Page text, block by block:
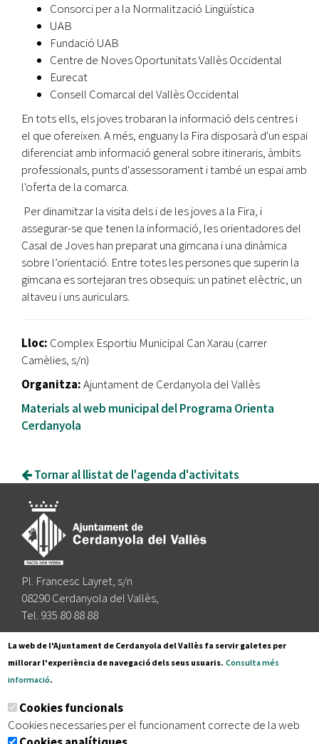
Consorci per a la Normalització Lingüística
UAB
Fundació UAB
Centre de Noves Oportunitats Vallès Occidental
Eurecat
Consell Comarcal del Vallès Occidental
En tots ells, els joves trobaran la informació dels centres i
el que ofereixen. A més, enguany la Fira disposarà d'un espai
diferenciat amb informació general sobre itineraris, àmbits
professionals, punts d'assessorament i també un espai amb
l'oferta de la comarca.
Per dinamitzar la visita dels i de les joves a la Fira, i
assegurar-se que tenen la informació, les orientadores del
Casal de Joves han preparat una gimcana i una dinàmica
sobre l’orientació. Entre totes les persones que superin la
gimcana es sortejaran tres obsequis: un patinet elèctric, un
altaveu i uns auriculars.
Lloc: Complex Esportiu Municipal Can Xarau (carrer
Camèlies, s/n)
Organitza:Ajuntament de Cerdanyola del Vallès
Materials al web municipal del Programa Orienta
Cerdanyola
Tornar al llistat de l'agenda d'activitats
Pl. Francesc Layret, s/n
08290 Cerdanyola del Vallès,
Tel. 935 80 88 88
Segueix-nos a:
Subscriu-te al nostre butlletí
La web de l'Ajuntament de Cerdanyola del Vallès fa servir galetes per
millorar l'experiència de navegació dels seus usuaris. Consulta més
informació.
Cookies funcionals
Cookies necessaries per el funcionament correcte de la web